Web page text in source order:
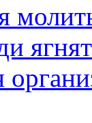
ягнят